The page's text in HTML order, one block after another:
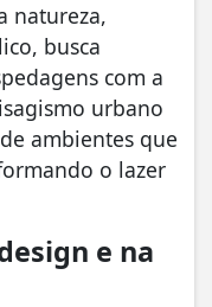
natureza,
busca
com a
urbano
ambientes que
o lazer
e na